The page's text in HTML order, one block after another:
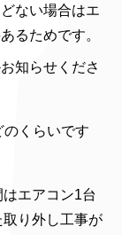
ない場合はエ
るためです。
知らせくださ
くらいです
エアコン1台
り外し工事が